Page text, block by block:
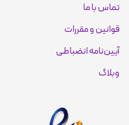
تماس با ما
قوانین و مقررات
آیین‌نامه انضباطی
وبلاگ